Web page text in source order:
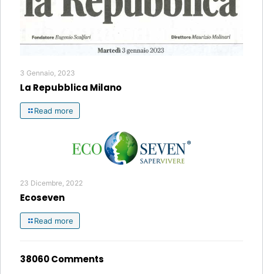
3 Gennaio, 2023
La Repubblica Milano
Read more
23 Dicembre, 2022
Ecoseven
Read more
38060 Comments